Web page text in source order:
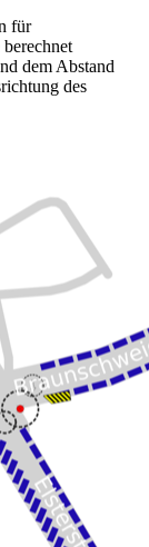
für
dem Abstand
des